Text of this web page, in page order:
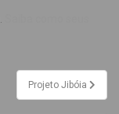
Projeto Jibóia